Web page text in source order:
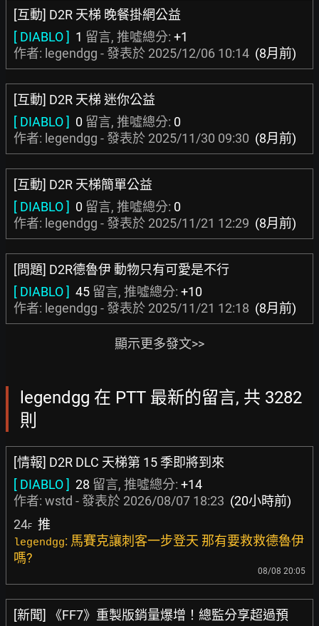
[互動] D2R 天梯 晚餐掛網公益
[ DIABLO ] 1 留言, 推噓總分: +1
作者: legendgg - 發表於 2025/12/06 10:14 (8月前)
[互動] D2R 天梯 迷你公益
[ DIABLO ] 0 留言, 推噓總分: 0
作者: legendgg - 發表於 2025/11/30 09:30 (8月前)
[互動] D2R 天梯簡單公益
[ DIABLO ] 0 留言, 推噓總分: 0
作者: legendgg - 發表於 2025/11/21 12:29 (8月前)
[問題] D2R德魯伊 動物只有可愛是不行
[ DIABLO ] 45 留言, 推噓總分: +10
作者: legendgg - 發表於 2025/11/21 12:18 (8月前)
顯示更多發文>>
legendgg 在 PTT 最新的留言, 共 3282
則
[情報] D2R DLC 天梯第 15 季即將到來
[ DIABLO ] 28 留言, 推噓總分: +14
作者: wstd - 發表於 2026/08/07 18:23 (20小時前)
24F 推
legendgg: 馬賽克讓刺客一步登天 那有要救救德魯伊
嗎?
08/08 20:05
[新聞] 《FF7》重製版銷量爆增！總監分享超過預